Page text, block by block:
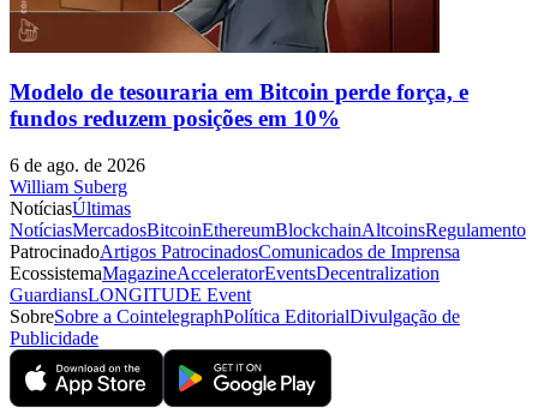
Modelo de tesouraria em Bitcoin perde força, e
fundos reduzem posições em 10%
6 de ago. de 2026
William Suberg
NotíciasÚltimas
NotíciasMercadosBitcoinEthereumBlockchainAltcoinsRegulamento
PatrocinadoArtigos PatrocinadosComunicados de Imprensa
EcossistemaMagazineAcceleratorEventsDecentralization
GuardiansLONGITUDE Event
SobreSobre a CointelegraphPolítica EditorialDivulgação de
Publicidade